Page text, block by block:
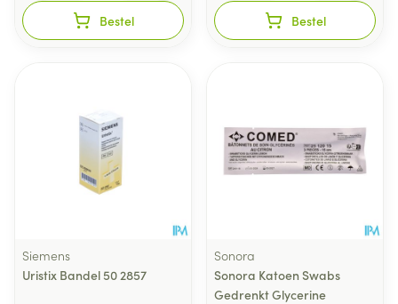
Bestel Bestel
Siemens
Uristix Bandel 50 2857
Sonora
Sonora Katoen Swabs
Gedrenkt Glycerine